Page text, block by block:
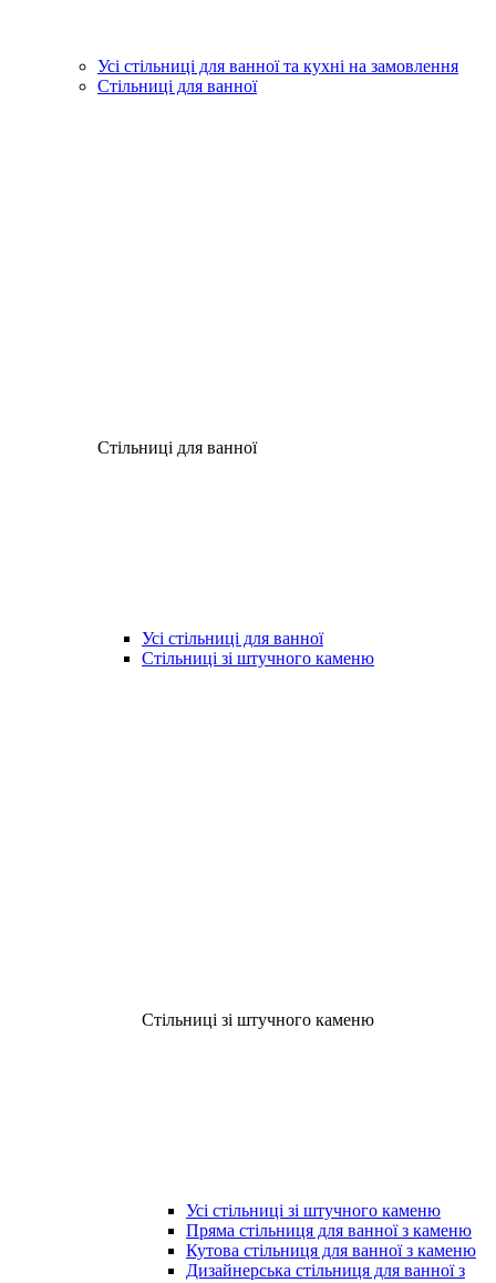
Усі стільниці для ванної та кухні на замовлення
Стільниці для ванної
Стільниці для ванної
Усі стільниці для ванної
Стільниці зі штучного каменю
Стільниці зі штучного каменю
Усі стільниці зі штучного каменю
Пряма стільниця для ванної з каменю
Кутова стільниця для ванної з каменю
Дизайнерська стільниця для ванної з